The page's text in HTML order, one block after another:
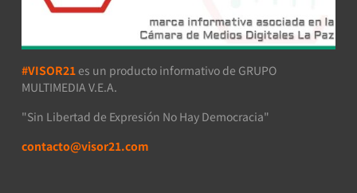
#VISOR21 es un producto informativo de GRUPO
MULTIMEDIA V.E.A.
"Sin Libertad de Expresión No Hay Democracia"
contacto@visor21.com